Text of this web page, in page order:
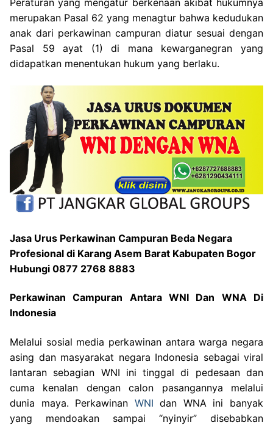
Peraturan yang mengatur berkenaan akibat hukumnya
merupakan Pasal 62 yang menagtur bahwa kedudukan
anak dari perkawinan campuran diatur sesuai dengan
Pasal 59 ayat (1) di mana kewarganegran yang
didapatkan menentukan hukum yang berlaku.
Jasa Urus Perkawinan Campuran Beda Negara
Profesional di Karang Asem Barat Kabupaten Bogor
Hubungi 0877 2768 8883
Perkawinan Campuran Antara WNI Dan WNA Di
Indonesia
Melalui sosial media perkawinan antara warga negara
asing dan masyarakat negara Indonesia sebagai viral
lantaran sebagian WNI ini tinggal di pedesaan dan
cuma kenalan dengan calon pasangannya melalui
dunia maya. Perkawinan WNI dan WNA ini banyak
yang mendoakan sampai “nyinyir” disebabkan